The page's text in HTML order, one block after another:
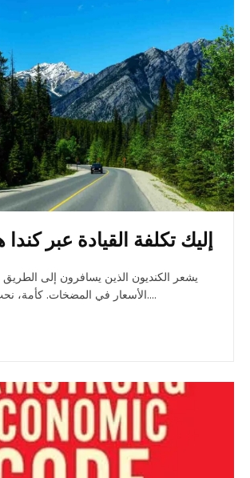
إليك تكلفة القيادة عبر
الأسعار في المضخات. كأمة، نحب السفر في بلدنا....